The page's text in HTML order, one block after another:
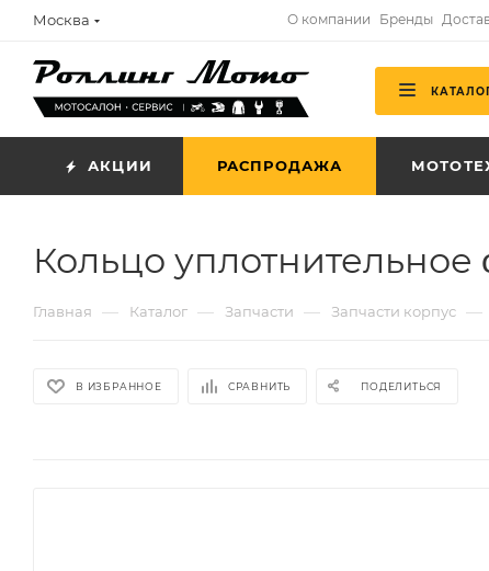
Москва О компании Бренды
АКЦИИ РАСПРОДАЖА
Кольцо уплотнительное
Главная — Каталог — Запчасти — Запчасти корпус —
В ИЗБРАННОЕ СРАВНИТЬ ПОДЕЛИТЬСЯ